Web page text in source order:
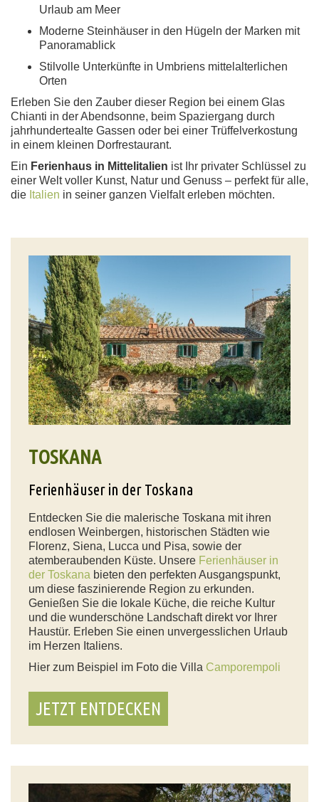
Urlaub am Meer
Moderne Steinhäuser in den Hügeln der Marken mit
Panoramablick
Stilvolle Unterkünfte in Umbriens mittelalterlichen
Orten
Erleben Sie den Zauber dieser Region bei einem Glas
Chianti in der Abendsonne, beim Spaziergang durch
jahrhundertealte Gassen oder bei einer Trüffelverkostung
in einem kleinen Dorfrestaurant.
Ein Ferienhaus in Mittelitalien ist Ihr privater Schlüssel zu
einer Welt voller Kunst, Natur und Genuss – perfekt für alle,
die Italien in seiner ganzen Vielfalt erleben möchten.
TOSKANA
Ferienhäuser in der Toskana
Entdecken Sie die malerische Toskana mit ihren
endlosen Weinbergen, historischen Städten wie
Florenz, Siena, Lucca und Pisa, sowie der
atemberaubenden Küste. Unsere Ferienhäuser in
der Toskana bieten den perfekten Ausgangspunkt,
um diese faszinierende Region zu erkunden.
Genießen Sie die lokale Küche, die reiche Kultur
und die wunderschöne Landschaft direkt vor Ihrer
Haustür. Erleben Sie einen unvergesslichen Urlaub
im Herzen Italiens.
Hier zum Beispiel im Foto die Villa Camporempoli
JETZT ENTDECKEN